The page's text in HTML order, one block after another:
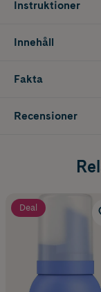
Instruktioner
Innehåll
Fakta
Recensioner
Deal